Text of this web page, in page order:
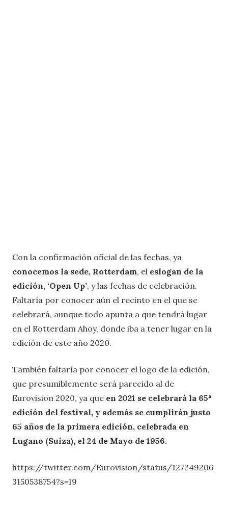
Con la confirmación oficial de las fechas, ya
conocemos la sede, Rotterdam, el eslogan de la
edición, ‘Open Up’, y las fechas de celebración.
Faltaría por conocer aún el recinto en el que se
celebrará, aunque todo apunta a que tendrá lugar
en el Rotterdam Ahoy, donde iba a tener lugar en la
edición de este año 2020.
También faltaría por conocer el logo de la edición,
que presumiblemente será parecido al de
Eurovision 2020, ya que en 2021 se celebrará la 65ª
edición del festival, y además se cumplirán justo
65 años de la primera edición, celebrada en
Lugano (Suiza), el 24 de Mayo de 1956.
https://twitter.com/Eurovision/status/127249206
3150538754?s=19